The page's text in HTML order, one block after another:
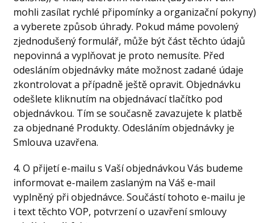
mohli zasílat rychlé připomínky a organizační pokyny)
a vyberete způsob úhrady. Pokud máme povolený
zjednodušený formulář, může být část těchto údajů
nepovinná a vyplňovat je proto nemusíte. Před
odesláním objednávky máte možnost zadané údaje
zkontrolovat a případně ještě opravit. Objednávku
odešlete kliknutím na objednávací tlačítko pod
objednávkou. Tím se současně zavazujete k platbě
za objednané Produkty. Odesláním objednávky je
Smlouva uzavřena.
4. O přijetí e-mailu s Vaší objednávkou Vás budeme
informovat e-mailem zaslaným na Váš e-mail
vyplněný při objednávce. Součástí tohoto e-mailu je
i text těchto VOP, potvrzení o uzavření smlouvy